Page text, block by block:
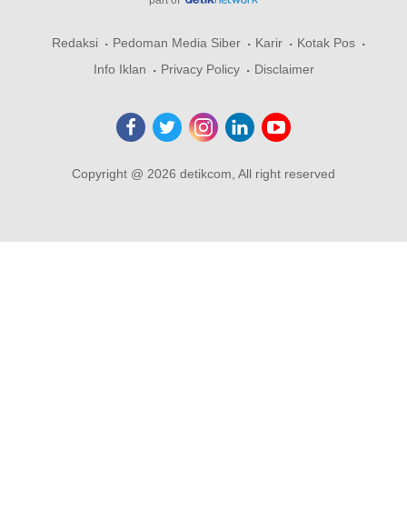
Redaksi Pedoman Media Siber Karir
Kotak Pos
Info Iklan
Privacy Policy Disclaimer
Copyright @ 2026 detikcom, All right reserved